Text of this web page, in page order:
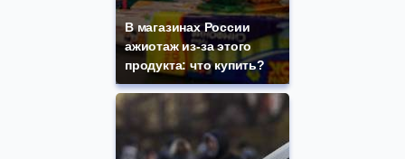
В магазинах России
ажиотаж из-за этого
продукта: что купить?